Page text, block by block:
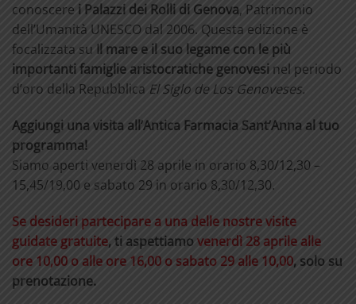
conoscere i Palazzi dei Rolli di Genova, Patrimonio
dell’Umanità UNESCO dal 2006. Questa edizione è
focalizzata su Il mare e il suo legame con le più
importanti famiglie aristocratiche genovesi nel periodo
d’oro della Repubblica El Siglo de Los Genoveses.
Aggiungi una visita all’Antica Farmacia Sant’Anna al tuo
programma!
Siamo aperti venerdì 28 aprile in orario 8,30/12,30 –
15,45/19,00 e sabato 29 in orario 8,30/12,30.
Se desideri partecipare a una delle nostre visite
guidate gratuite, ti aspettiamovenerdì 28 aprile alle
ore 10,00 o alle ore 16,00 o sabato 29 alle 10,00, solo su
prenotazione.